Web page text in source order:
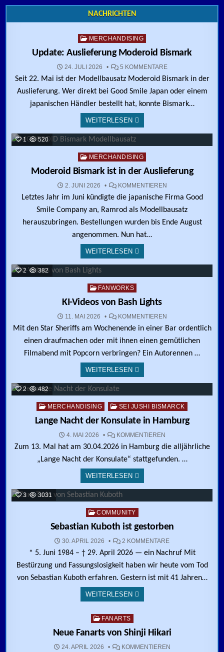
Skip to content
NACHRICHTEN
Posted in
MERCHANDISING
Update: Auslieferung Moderoid Bismark
24. JULI 2026 5 KOMMENTAREZU UPDATE:
Seit 22. Mai ist der Modellbausatz Moderoid Bismark in der
Auslieferung. Wer direkt bei Good Smile Japan oder einem
japanischen Händler bestellt hat, konnte Bismark…
WEITERLESEN
1 520
Posted in
MERCHANDISING
Moderoid Bismark ist in der Auslieferung
2. JUNI 2026 KOMMENTIERENZU MODEROID
Letztes Jahr im Juni kündigte die japanische Firma Good
Smile Company an, Ramrod als Modellbausatz
herauszubringen. Bestellungen wurden bis Ende August
angenommen. Nun hat…
WEITERLESEN
2 382
Posted in
FANWORKS
KI-Videos von Bash Lights
11. MAI 2026 KOMMENTIERENZU KI-VIDEOS VON
Mit den Star Sheriffs am Wochenende in einer Bar ordentlich
einen draufmachen oder mit ihnen einen gemütlichen
Filmabend mit Popcorn verbringen? Ein Autorennen …
WEITERLESEN
2 482
Posted in
MERCHANDISING SEI JUSHI BISMARCK
Lange Nacht der Konsulate in Hamburg
4. MAI 2026 KOMMENTIERENZU LANGE NACHT
Zum 13. Mal hat am 30.04.2026 in Hamburg die alljährliche
„Lange Nacht der Konsulate“ stattgefunden. …
WEITERLESEN
3 3031
Posted in
COMMUNITY
Sebastian Kuboth ist gestorben
30. APRIL 2026 2 KOMMENTAREZU SEBASTIAN
* 5. Juni 1984 – † 29. April 2026 — ein Nachruf Mit
Bestürzung und Fassungslosigkeit haben wir heute vom Tod
von Sebastian Kuboth erfahren. Gestern ist mit 41 Jahren…
WEITERLESEN
Posted in
FANARTS
Neue Fanarts von Shinji Hikari
24. APRIL 2026 KOMMENTIERENZU NEUE